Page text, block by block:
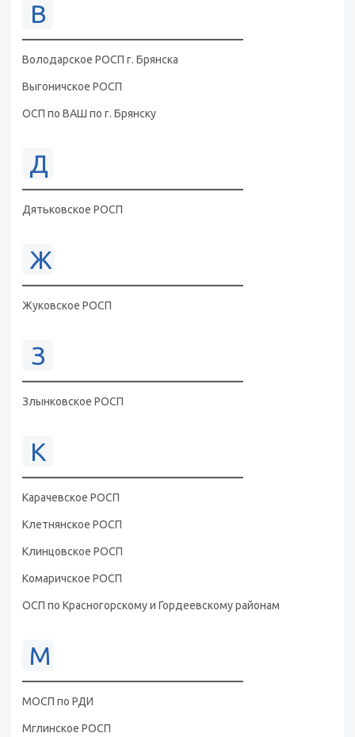
В
Володарское РОСП г. Брянска
Выгоничское РОСП
ОСП по ВАШ по г. Брянску
Д
Дятьковское РОСП
Ж
Жуковское РОСП
З
Злынковское РОСП
К
Карачевское РОСП
Клетнянское РОСП
Клинцовское РОСП
Комаричское РОСП
ОСП по Красногорскому и Гордеевскому районам
М
МОСП по РДИ
Мглинское РОСП